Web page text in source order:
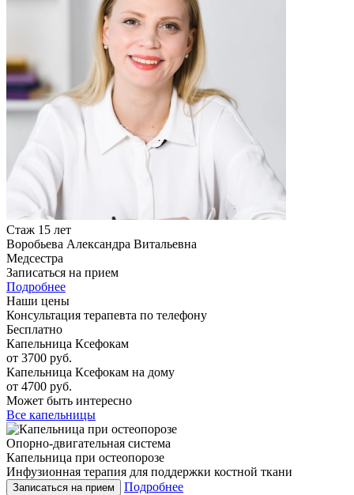
Стаж 15 лет
Воробьева Александра Витальевна
Медсестра
Записаться на прием
Подробнее
Наши цены
Консультация терапевта по телефону
Бесплатно
Капельница Ксефокам
от 3700 руб.
Капельница Ксефокам на дому
от 4700 руб.
Может быть интересно
Все капельницы
Опорно-двигательная система
Капельница при остеопорозе
Инфузионная терапия для поддержки костной ткани
Записаться на прием Подробнее